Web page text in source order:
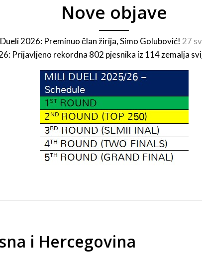
Nove objave
2026: Preminuo član žirija, Simo Golubović! 27
Prijavljeno rekordna 802 pjesnika iz 114 zemalja
i Hercegovina